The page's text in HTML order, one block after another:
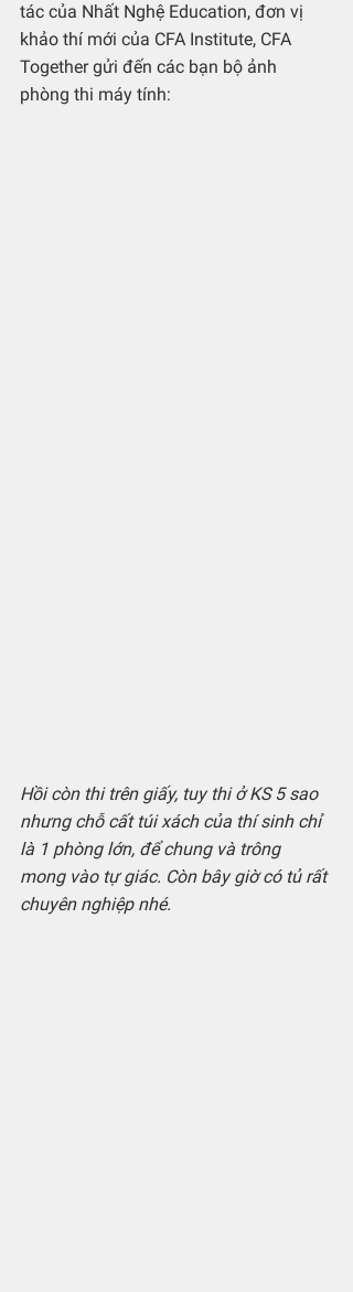
tác của Nhất Nghệ Education, đơn vị
khảo thí mới của CFA Institute, CFA
Together gửi đến các bạn bộ ảnh
phòng thi máy tính:
Hồi còn thi trên giấy, tuy thi ở KS 5 sao
nhưng chỗ cất túi xách của thí sinh chỉ
là 1 phòng lớn, để chung và trông
mong vào tự giác. Còn bây giờ có tủ rất
chuyên nghiệp nhé.